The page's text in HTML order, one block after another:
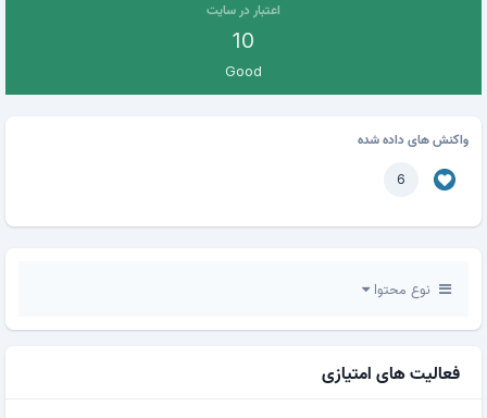
اعتبار در سایت
10
Good
واکنش های داده شده
6
نوع محتوا
فعالیت های امتیازی